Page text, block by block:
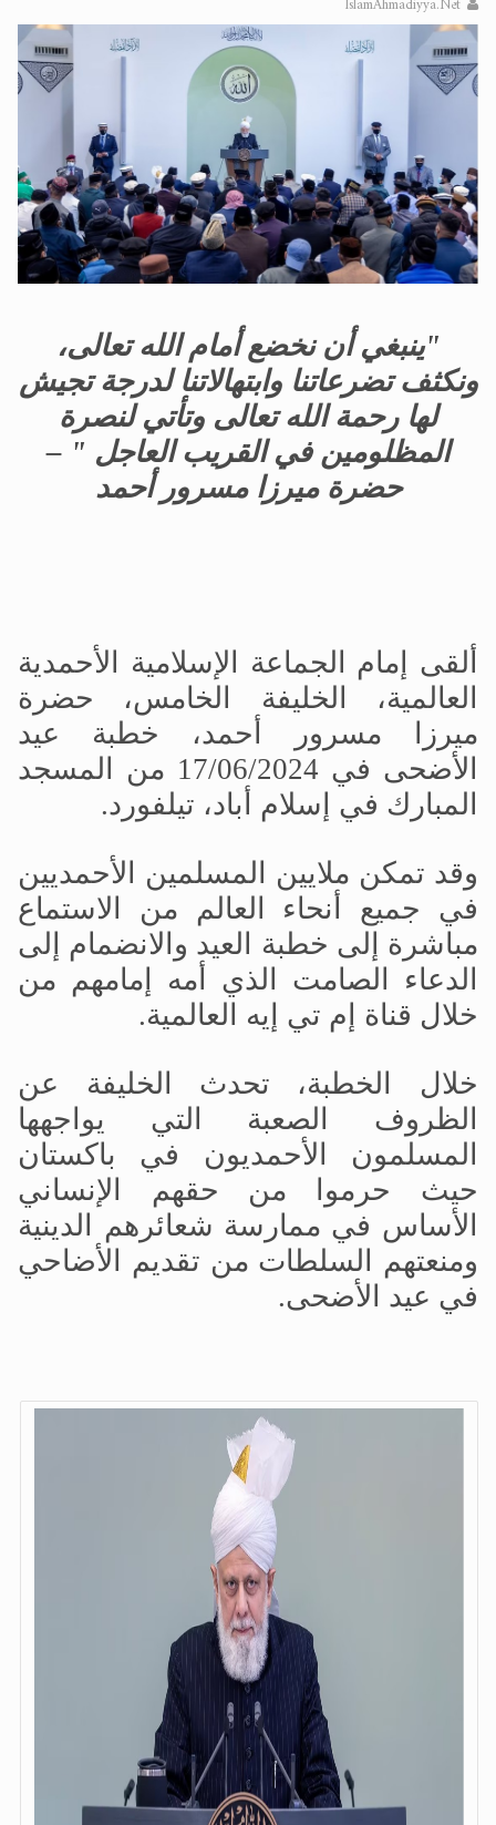
الحجّ.. دلالات، حِكم، وأهداف >> المزيد
اقرأ هذا المقال في أهمية عيد
IslamAhmadiyya.Net
"ينبغي أن نخضع أمام الله تعالى،
ونكثف تضرعاتنا وابتهالاتنا لدرجة تجيش
لها رحمة الله تعالى وتأتي لنصرة
المظلومين في القريب العاجل " –
حضرة ميرزامسرور أحمد
ألقى إمام الجماعة الإسلامية الأحمدية
العالمية، الخليفة الخامس، حضرة
ميرزا مسرور أحمد، خطبة عيد
الأضحى في 17/06/2024 من المسجد
المبارك في إسلام أباد، تيلفورد.
وقد تمكن ملايين المسلمين الأحمديين
في جميع أنحاء العالم من الاستماع
مباشرة إلى خطبة العيد والانضمام إلى
الدعاء الصامت الذي أمه إمامهم من
خلال قناة إم تي إيه العالمية.
خلال الخطبة، تحدث الخليفة عن
الظروف الصعبة التي يواجهها
المسلمون الأحمديون في باكستان
حيث حرموا من حقهم الإنساني
الأساس في ممارسة شعائرهم الدينية
ومنعتهم السلطات من تقديم الأضاحي
في عيد الأضحى.